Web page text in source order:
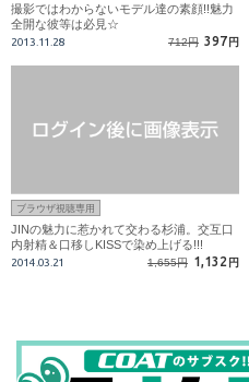
撮影ではわからないモデル達の素顔!!魅力
全開な彼等は必見☆
2013.11.28 712円 397 円
ブラウザ視聴専用
JINの魅力に惹かれて交わる杉浦。交互口
内射精＆口移しKISSで染め上げる!!!
2014.03.21 1,655円 1,132 円